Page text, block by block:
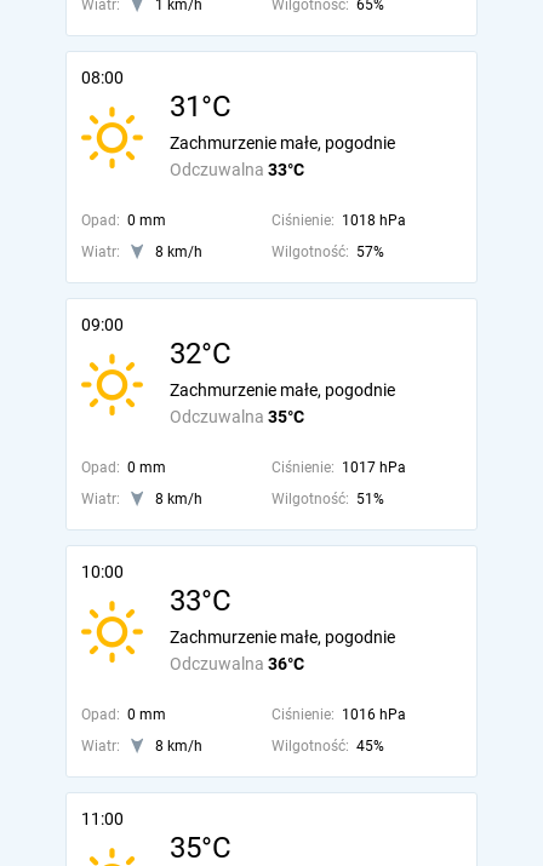
Wiatr: 1 km/h Wilgotność: 65%
08:00
31°C
Odczuwalna 33°C
Zachmurzenie małe, pogodnie
Opad: 0 mm Ciśnienie: 1018 hPa
Wiatr:
8 km/h Wilgotność: 57%
09:00
32°C
Odczuwalna 35°C
Zachmurzenie małe, pogodnie
Opad: 0 mm Ciśnienie: 1017 hPa
Wiatr:
8 km/h Wilgotność: 51%
10:00
33°C
Odczuwalna 36°C
Zachmurzenie małe, pogodnie
Opad: 0 mm Ciśnienie: 1016 hPa
Wiatr:
8 km/h Wilgotność: 45%
11:00
35°C